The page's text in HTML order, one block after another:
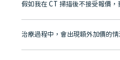
牌」、「2025香港企業領袖品牌」，
至今已服務超過三十個國家和地區的
市市民極高的口碑評價及信任推薦 珠
有咨詢及服務保障中心，有任何問題
假如我在 CT 掃描後不接受報價，
不會！只要未開始實際服務之前，你不
治療過程中，會出現額外加價的情
不會，治療前我們會詳細說明治療方